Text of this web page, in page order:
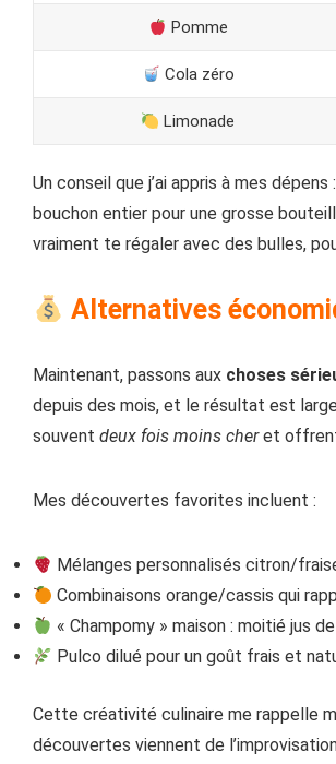
Pomme
Cola zéro
Limonade
Un conseil que j’ai appris à mes dépens :
bouchon entier pour une grosse
vraiment te régaler avec des bulles,
Alternatives
Maintenant, passons aux choses
depuis des mois, et le résultat est
souvent deux fois moins cheret offrent
Mes découvertes favorites incluent :
Mélanges personnalisés citron/
Combinaisons orange/cassis qui
« Champomy » maison : moitié jus
Pulco dilué pour un goût frais et
Cette créativité culinaire me rappelle
découvertes viennent de